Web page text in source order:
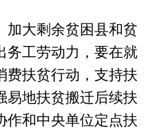
加大剩余贫困县和贫
务工劳动力，要在就
费扶贫行动，支持扶
易地扶贫搬迁后续扶
作和中央单位定点扶